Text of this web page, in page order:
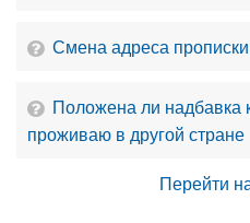
Смена адреса прописки
Положена ли надбавка
проживаю в другой стране
Перейти